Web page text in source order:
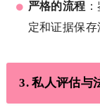
严格的流程
定和证据保存
3.私人评估与